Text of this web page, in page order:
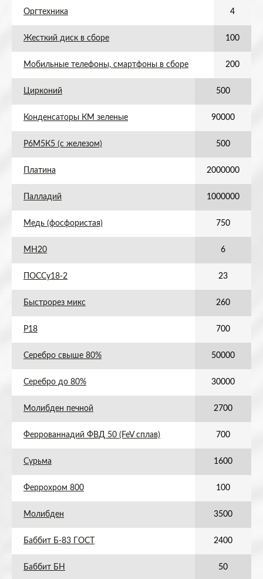
Оргтехника 4
Жесткий диск в сборе 100
Мобильные телефоны, смартфоны в сборе 200
Цирконий 500
Конденсаторы КМ зеленые 90000
Р6М5К5 (с железом) 500
Платина 2000000
Палладий 1000000
Медь (фосфористая) 750
МН20 6
ПОССу18-2 23
Быстрорез микс 260
Р18 700
Серебро свыше 80% 50000
Серебро до 80% 30000
Молибден печной 2700
Феррованнадий ФВД 50 (FeV сплав) 700
Сурьма 1600
Феррохром 800 100
Молибден 3500
Баббит Б-83 ГОСТ 2400
Баббит БН 50